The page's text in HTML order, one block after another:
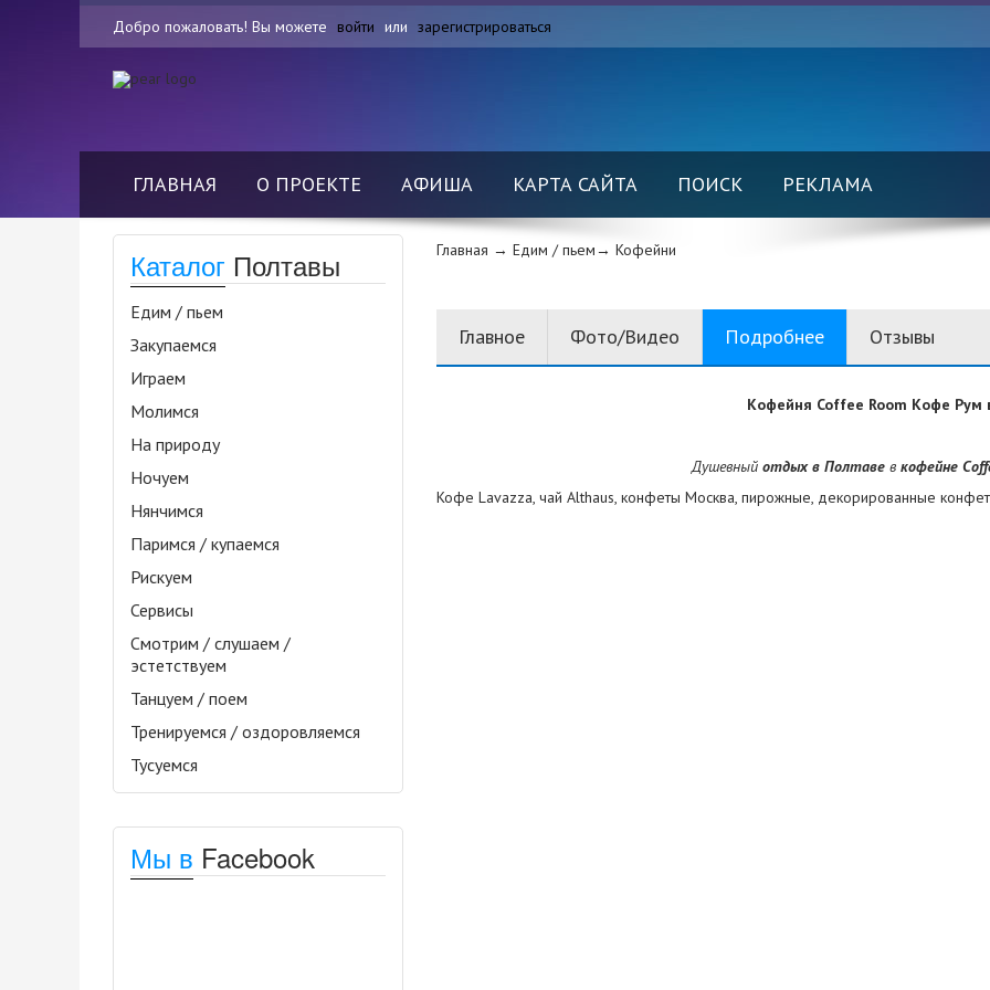
Добро пожаловать! Вы можете войти или зарегистрироваться
ГЛАВНАЯ О ПРОЕКТЕ АФИША КАРТА САЙТА ПОИСК РЕКЛАМА
Каталог Полтавы
Едим / пьем
Закупаемся
Играем
Молимся
На природу
Ночуем
Нянчимся
Паримся / купаемся
Рискуем
Сервисы
Смотрим / слушаем /
эстетствуем
Танцуем / поем
Тренируемся / оздоровляемся
Тусуемся
Мы в Facebook
Главная → Едим / пьем→ Кофейни
Главное Фото/Видео Подробнее Отзывы
Кофейня Coffee Room Кофе Рум
Душевный отдых в Полтавев кофейне
Кофе Lavazza, чай Althaus, конфеты Москва, пирожные, декорированные